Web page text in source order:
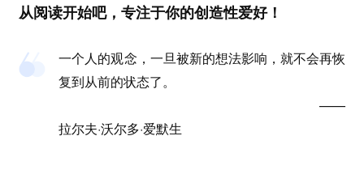
从阅读开始吧，专注于你的创造性爱好！
一个人的观念，一旦被新的想法影响，就不会再恢
复到从前的状态了。
——
拉尔夫·沃尔多·爱默生